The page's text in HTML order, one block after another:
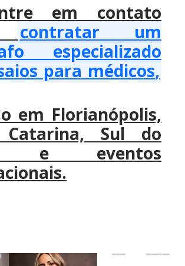
em contato
contratar um
especializado
para médicos,
em Florianópolis,
Catarina, Sul do
e eventos